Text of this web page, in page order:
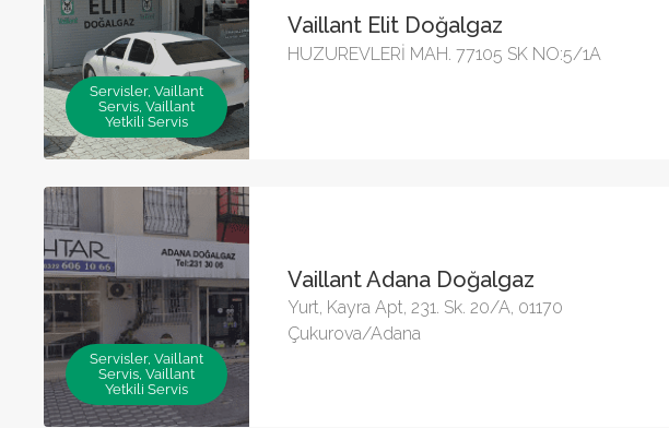
Servisler, Vaillant
Servis, Vaillant
Yetkili Servis
Vaillant Elit Doğalgaz
HUZUREVLERİ MAH. 77105 SK NO:5/1A
Servisler, Vaillant
Servis, Vaillant
Yetkili Servis
Vaillant Adana Doğalgaz
Yurt, Kayra Apt, 231. Sk. 20/A, 01170
Çukurova/Adana